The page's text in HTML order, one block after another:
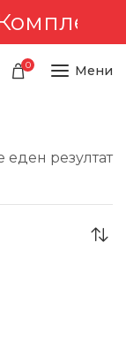
0 Мени
резултат